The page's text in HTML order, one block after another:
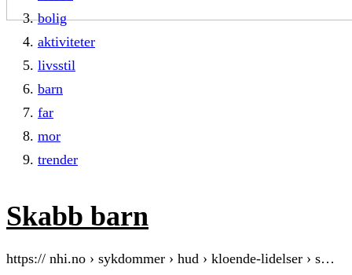
bolig
aktiviteter
livsstil
barn
far
mor
trender
Skabb barn
https:// nhi.no › sykdommer › hud › kloende-lidelser › s…